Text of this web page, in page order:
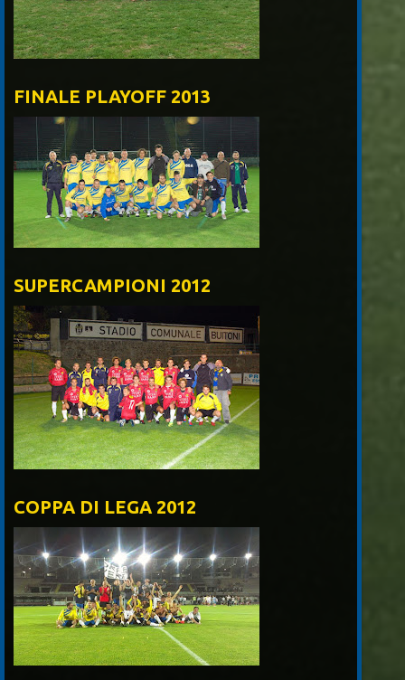
FINALE PLAYOFF 2013
SUPERCAMPIONI 2012
COPPA DI LEGA 2012